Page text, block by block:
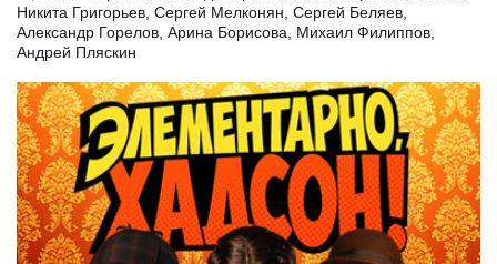
Никита Григорьев, Сергей Мелконян, Сергей Беляев,
Александр Горелов, Арина Борисова, Михаил Филиппов,
Андрей Пляскин